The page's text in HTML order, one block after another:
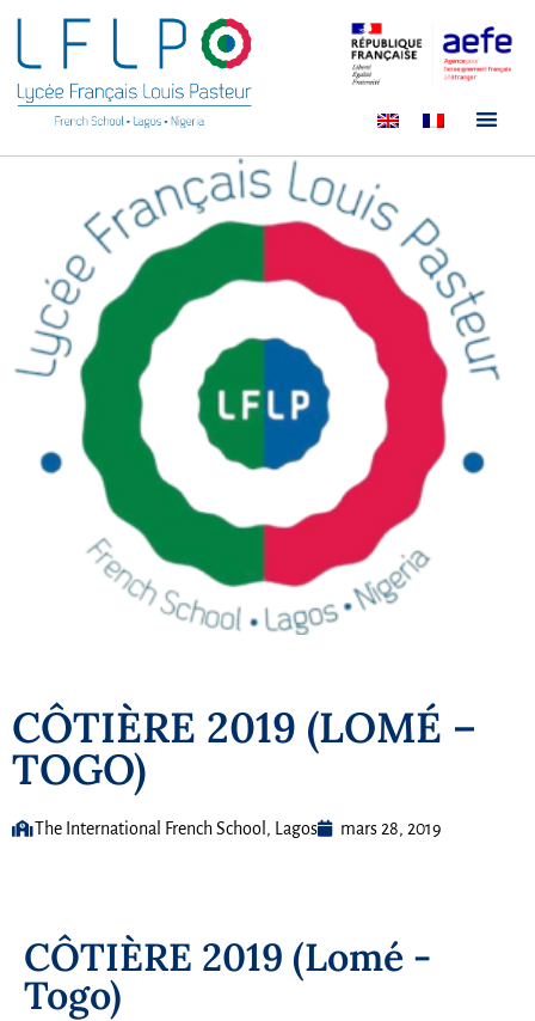
CÔTIÈRE 2019 (LOMÉ –
TOGO)
The International French School, Lagos mars 28, 2019
CÔTIÈRE 2019 (Lomé -
Togo)